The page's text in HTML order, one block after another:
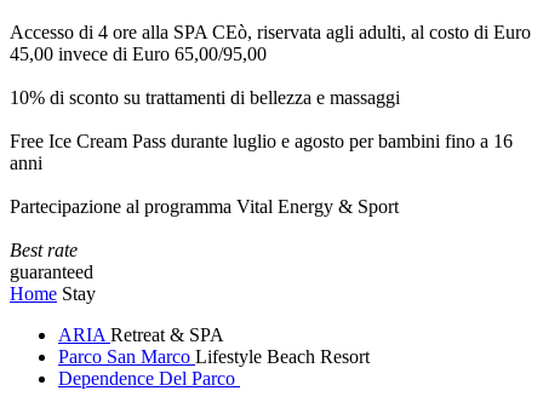
Accesso di 4 ore alla SPA CEò, riservata agli adulti, al costo di Euro
45,00 invece di Euro 65,00/95,00
10% di sconto su trattamenti di bellezza e massaggi
Free Ice Cream Pass durante luglio e agosto per bambini fino a 16
anni
Partecipazione al programma Vital Energy & Sport
Best rate
guaranteed
Home Stay
ARIA Retreat & SPA
Parco San Marco Lifestyle Beach Resort
Dependence Del Parco